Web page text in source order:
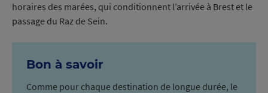
horaires des marées, qui conditionnent l’arrivée à Brest et le
passage du Raz de Sein.
Bon à savoir
Comme pour chaque destination de longue durée, le